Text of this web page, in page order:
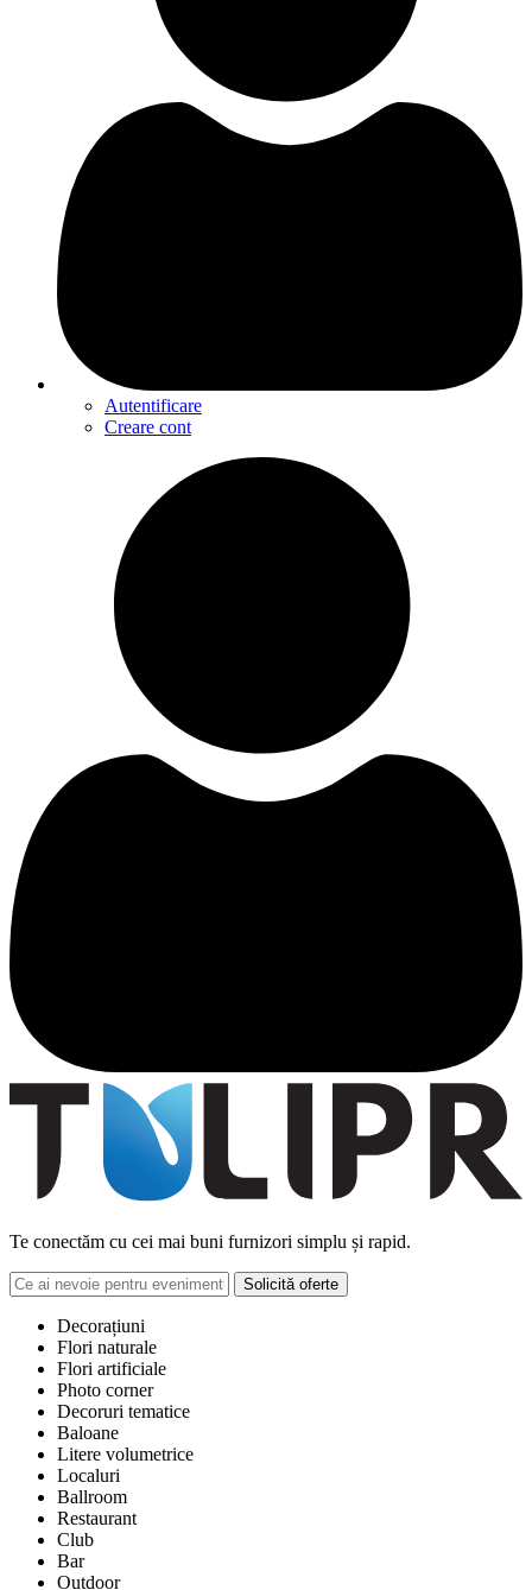
Autentificare
Creare cont
Te conectăm cu cei mai buni furnizori simplu și rapid.
Solicită oferte
Decorațiuni
Flori naturale
Flori artificiale
Photo corner
Decoruri tematice
Baloane
Litere volumetrice
Localuri
Ballroom
Restaurant
Club
Bar
Outdoor